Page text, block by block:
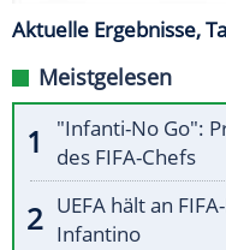
Aktuelle Ergebnisse,
Meistgelesen
"Infanti-No Go":
des FIFA-Chefs
UEFA hält an
Infantino